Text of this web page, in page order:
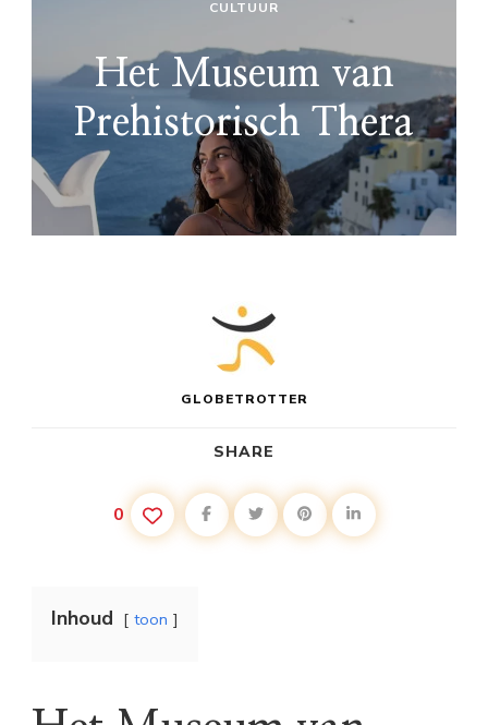
CULTUUR
Het Museum van
Prehistorisch Thera
GLOBETROTTER
SHARE
0
Inhoud toon